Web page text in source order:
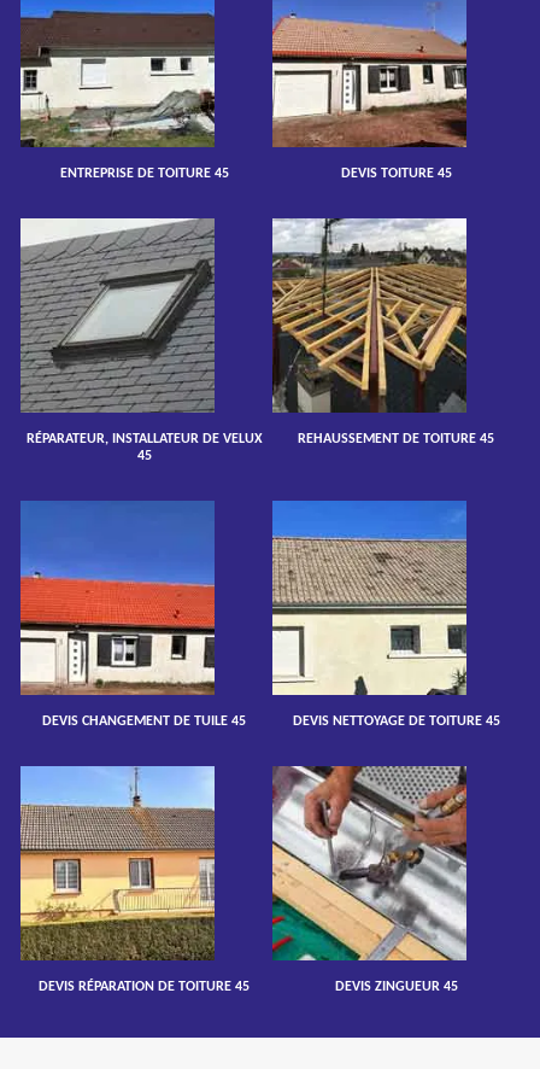
ENTREPRISE DE TOITURE 45 DEVIS TOITURE 45
RÉPARATEUR, INSTALLATEUR DE VELUX
45
REHAUSSEMENT DE TOITURE 45
DEVIS CHANGEMENT DE TUILE 45 DEVIS NETTOYAGE DE TOITURE 45
DEVIS RÉPARATION DE TOITURE 45 DEVIS ZINGUEUR 45